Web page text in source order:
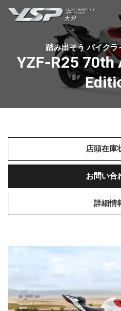
踏み出そう バイク
YZF-R25 70th
店頭在庫
お問い合
詳細情